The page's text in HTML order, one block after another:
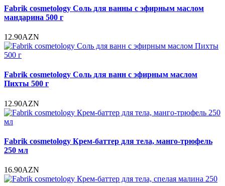
Fabrik cosmetology Соль для ванны с эфирным маслом
мандарина 500 г
12.90AZN
Fabrik cosmetology Соль для ванн с эфирным маслом
Пихты 500 г
12.90AZN
Fabrik cosmetology Крем-баттер для тела, манго-трюфель
250 мл
16.90AZN